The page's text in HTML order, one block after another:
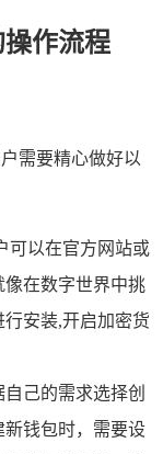
作流程
需要精心做好以
可以在官方网站或
像在数字世界中挑
安装,开启加密货
己的需求选择创
钱包时，需要设